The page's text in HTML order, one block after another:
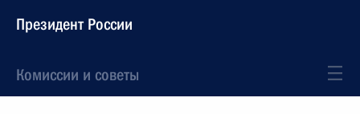
Президент России
Комиссии и советы